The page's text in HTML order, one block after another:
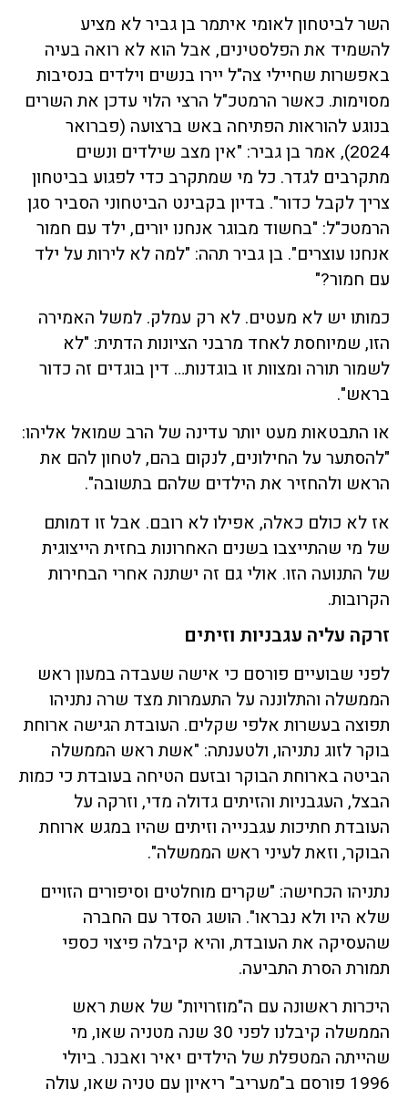
השר לביטחון לאומי איתמר בן גביר לא מציע
להשמיד את הפלסטינים, אבל הוא לא רואה בעיה
באפשרות שחיילי צה"ל יירו בנשים וילדים בנסיבות
מסוימות. כאשר הרמטכ"ל הרצי הלוי עדכן את השרים
בנוגע להוראות הפתיחה באש ברצועה (פברואר
2024), אמר בן גביר: "אין מצב שילדים ונשים
מתקרבים לגדר. כל מי שמתקרב כדי לפגוע בביטחון
צריך לקבל כדור". בדיון בקבינט הביטחוני הסביר סגן
הרמטכ"ל: "בחשוד מבוגר אנחנו יורים, ילד עם חמור
אנחנו עוצרים". בן גביר תהה: "למה לא לירות על ילד
עם חמור?"
כמותו יש לא מעטים. לא רק עמלק. למשל האמירה
הזו, שמיוחסת לאחד מרבני הציונות הדתית: "לא
לשמור תורה ומצוות זו בוגדנות… דין בוגדים זה כדור
בראש".
או התבטאות מעט יותר עדינה של הרב שמואל אליהו:
"להסתער על החילונים, לנקום בהם, לטחון להם את
הראש ולהחזיר את הילדים שלהם בתשובה".
אז לא כולם כאלה, אפילו לא רובם. אבל זו דמותם
של מי שהתייצבו בשנים האחרונות בחזית הייצוגית
של התנועה הזו. אולי גם זה ישתנה אחרי הבחירות
הקרובות.
זרקה עליה עגבניות וזיתים
לפני שבועיים פורסם כי אישה שעבדה במעון ראש
הממשלה והתלוננה על התעמרות מצד שרה נתניהו
תפוצה בעשרות אלפי שקלים. העובדת הגישה ארוחת
בוקר לזוג נתניהו, ולטענתה: "אשת ראש הממשלה
הביטה בארוחת הבוקר ובזעם הטיחה בעובדת כי כמות
הבצל, העגבניות והזיתים גדולה מדי, וזרקה על
העובדת חתיכות עגבנייה וזיתים שהיו במגש ארוחת
הבוקר, וזאת לעיני ראש הממשלה".
נתניהו הכחישה: "שקרים מוחלטים וסיפורים הזויים
שלא היו ולא נבראו". הושג הסדר עם החברה
שהעסיקה את העובדת, והיא קיבלה פיצוי כספי
תמורת הסרת התביעה.
היכרות ראשונה עם ה"מוזרויות" של אשת ראש
הממשלה קיבלנו לפני 30 שנה מטניה שאו, מי
שהייתה המטפלת של הילדים יאיר ואבנר. ביולי
1996 פורסם ב"מעריב" ריאיון עם טניה שאו, עולה